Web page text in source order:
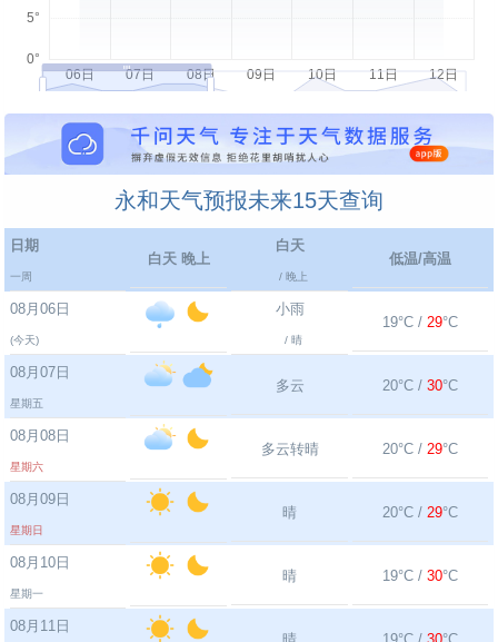
永和天气预报未来15天查询
日期
一周
白天 晚上
白天
/ 晚上
低温/高温
08月06日
(今天)
小雨
/ 晴
19°C / 29°C
08月07日
星期五
多云 20°C / 30°C
08月08日
星期六
多云转晴 20°C / 29°C
08月09日
星期日
晴 20°C / 29°C
08月10日
星期一
晴 19°C / 30°C
08月11日